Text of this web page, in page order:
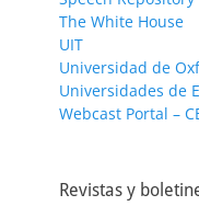
The White House
UIT
Universidad de
Universidades de
Webcast Portal –
Revistas y